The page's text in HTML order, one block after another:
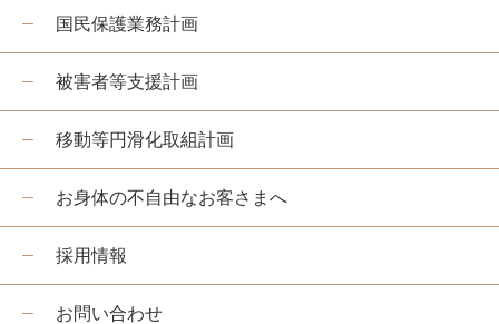
国民保護業務計画
被害者等支援計画
移動等円滑化取組計画
お身体の不自由なお客さまへ
採用情報
お問い合わせ